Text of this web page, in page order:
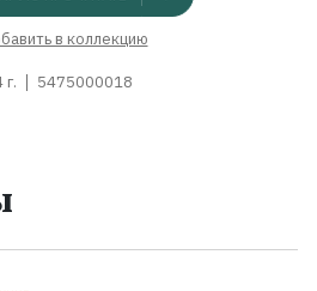
в коллекцию
г. 5475000018